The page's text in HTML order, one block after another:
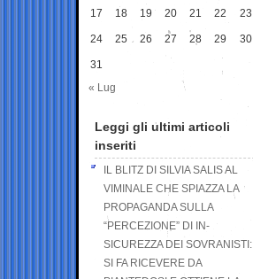
17 18 19 20 21 22 23
24 25 26 27 28 29 30
31
« Lug
Leggi gli ultimi articoli
inseriti
IL BLITZ DI SILVIA SALIS AL
VIMINALE CHE SPIAZZA LA
PROPAGANDA SULLA
“PERCEZIONE” DI IN-
SICUREZZA DEI SOVRANISTI:
SI FA RICEVERE DA